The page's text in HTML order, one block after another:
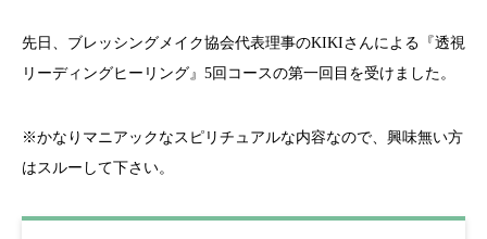
先日、ブレッシングメイク協会代表理事のKIKIさんによる『透視
リーディングヒーリング』5回コースの第一回目を受けました。
※かなりマニアックなスピリチュアルな内容なので、興味無い方
はスルーして下さい。